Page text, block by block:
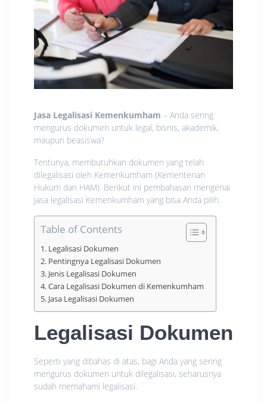
Jasa Legalisasi Kemenkumham – Anda sering
mengurus dokumen untuk legal, bisnis, akademik,
maupun beasiswa?
Tentunya, membutuhkan dokumen yang telah
dilegalisasi oleh Kemenkumham (Kementerian
Hukum dan HAM). Berikut ini pembahasan mengenai
jasa legalisasi Kemenkumham yang bisa Anda pilih.
Table of Contents
Legalisasi Dokumen
Pentingnya Legalisasi Dokumen
Jenis Legalisasi Dokumen
Cara Legalisasi Dokumen di Kemenkumham
Jasa Legalisasi Dokumen
Legalisasi Dokumen
Seperti yang dibahas di atas, bagi Anda yang sering
mengurus dokumen untuk dilegalisasi, seharusnya
sudah memahami legalisasi.